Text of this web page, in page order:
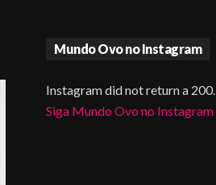
Mundo Ovo no Instagram
Instagram did not return a 200.
Siga Mundo Ovo no Instagram